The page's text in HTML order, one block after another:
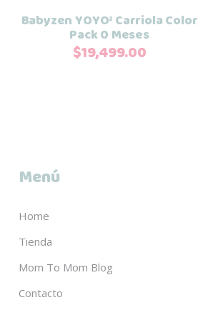
se
Babyzen YOYO² Carriola Color
Pack 0 Meses
$19,499.00
Menú
Home
Tienda
Mom To Mom Blog
Contacto